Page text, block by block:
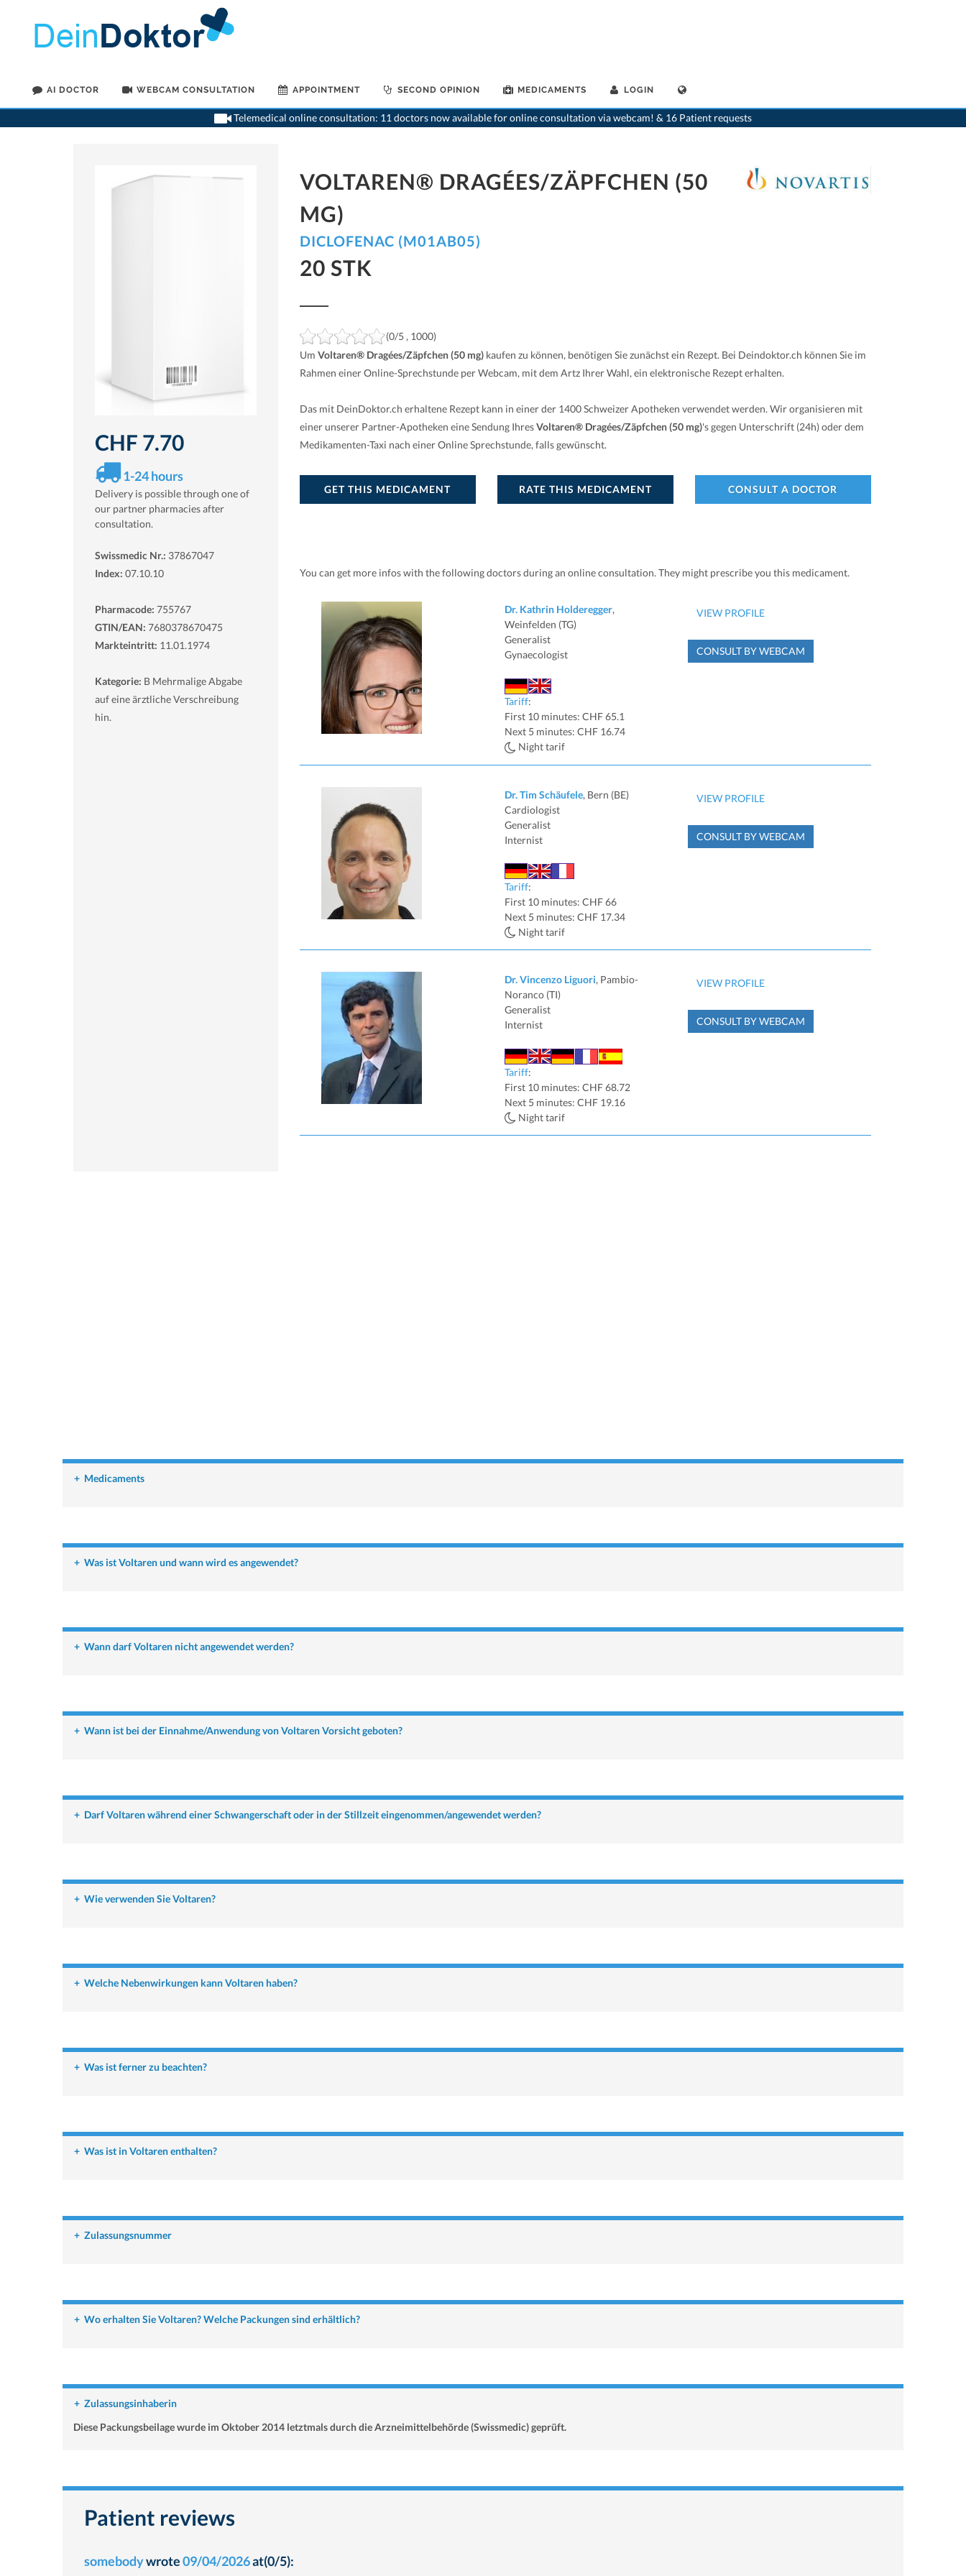
AI DOCTOR WEBCAM CONSULTATION APPOINTMENT SECOND OPINION MEDICAMENTS LOGIN
Telemedical online consultation: 11 doctors now available for online consultation via webcam! & 16 Patient requests
>Home>medikamente-online>Voltaren® Dragées/Zäpfchen (50 mg) Novartis Pharma Schweiz AG 7680378670475
CHF 7.70
1-24 hours
Delivery is possible through one of
our partner pharmacies after
consultation.
Swissmedic Nr.: 37867047
Index: 07.10.10
Pharmacode: 755767
GTIN/EAN: 7680378670475
Markteintritt: 11.01.1974
Kategorie: B Mehrmalige Abgabe
auf eine ärztliche Verschreibung
hin.
VOLTAREN® DRAGÉES/ZÄPFCHEN (50
MG)
DICLOFENAC (M01AB05)
20 STK
(0/5 , 1000)
Um Voltaren® Dragées/Zäpfchen (50 mg) kaufen zu können, benötigen Sie zunächst ein Rezept. Bei Deindoktor.ch können Sie im
Rahmen einer Online-Sprechstunde per Webcam, mit dem Artz Ihrer Wahl, ein elektronische Rezept erhalten.
Das mit DeinDoktor.ch erhaltene Rezept kann in einer der 1400 Schweizer Apotheken verwendet werden. Wir organisieren mit
einer unserer Partner-Apotheken eine Sendung IhresVoltaren® Dragées/Zäpfchen (50 mg)'s gegen Unterschrift (24h) oder dem
Medikamenten-Taxi nach einer Online Sprechstunde, falls gewünscht.
GET THIS MEDICAMENT RATE THIS MEDICAMENT CONSULT A DOCTOR
You can get more infos with the following doctors during an online consultation. They might prescribe you this medicament.
Dr. Kathrin Holderegger,
Weinfelden (TG)
Generalist
Gynaecologist
Tariff:
First 10 minutes: CHF 65.1
Next 5 minutes: CHF 16.74
Night tarif
VIEW PROFILE
CONSULT BY WEBCAM
Dr. Tim Schäufele, Bern (BE)
Cardiologist
Generalist
Internist
Tariff:
First 10 minutes: CHF 66
Next 5 minutes: CHF 17.34
Night tarif
VIEW PROFILE
CONSULT BY WEBCAM
Dr. Vincenzo Liguori, Pambio-
Noranco (TI)
Generalist
Internist
Tariff:
First 10 minutes: CHF 68.72
Next 5 minutes: CHF 19.16
Night tarif
VIEW PROFILE
CONSULT BY WEBCAM
+ Medicaments
+ Was ist Voltaren und wann wird es angewendet?
+ Wann darf Voltaren nicht angewendet werden?
+ Wann ist bei der Einnahme/Anwendung von Voltaren Vorsicht geboten?
+ Darf Voltaren während einer Schwangerschaft oder in der Stillzeit eingenommen/angewendet werden?
+ Wie verwenden Sie Voltaren?
+ Welche Nebenwirkungen kann Voltaren haben?
+ Was ist ferner zu beachten?
+ Was ist in Voltaren enthalten?
+ Zulassungsnummer
+ Wo erhalten Sie Voltaren? Welche Packungen sind erhältlich?
+ Zulassungsinhaberin
Diese Packungsbeilage wurde im Oktober 2014 letztmals durch die Arzneimittelbehörde (Swissmedic) geprüft.
Patient reviews
somebodywrote09/04/2026at(0/5):